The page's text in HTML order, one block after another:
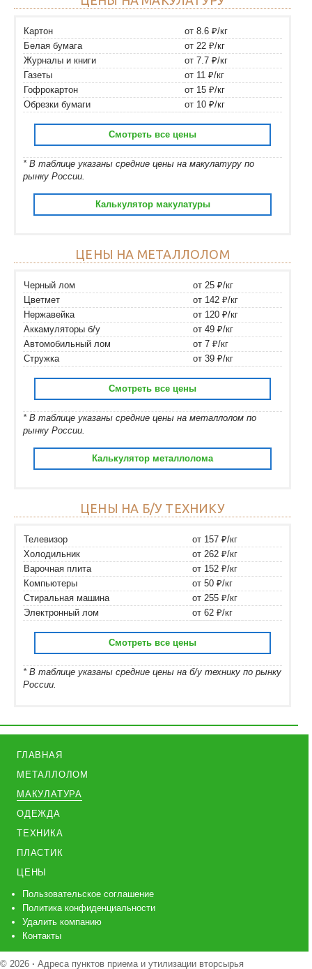
Картон
от 8.6 ₽/кг
Белая бумага
от 22 ₽/кг
Журналы и книги
от 7.7 ₽/кг
Газеты
от 11 ₽/кг
Гофрокартон
от 15 ₽/кг
Обрезки бумаги
от 10 ₽/кг
Смотреть все цены
* В таблице указаны средние цены на макулатуру по
рынку России.
Калькулятор макулатуры
ЦЕНЫ НА МЕТАЛЛОЛОМ
Черный лом
от 25 ₽/кг
Цветмет
от 142 ₽/кг
Нержавейка
от 120 ₽/кг
Аккамуляторы б/у
от 49 ₽/кг
Автомобильный лом
от 7 ₽/кг
Стружка
от 39 ₽/кг
Смотреть все цены
* В таблице указаны средние цены на металлолом по
рынку России.
Калькулятор металлолома
ЦЕНЫ НА Б/У ТЕХНИКУ
Телевизор
от 157 ₽/кг
Холодильник
от 262 ₽/кг
Варочная плита
от 152 ₽/кг
Компьютеры
от 50 ₽/кг
Стиральная машина
от 255 ₽/кг
Электронный лом
от 62 ₽/кг
Смотреть все цены
* В таблице указаны средние цены на б/у технику по рынку
России.
ГЛАВНАЯ
МЕТАЛЛОЛОМ
МАКУЛАТУРА
ОДЕЖДА
ТЕХНИКА
ПЛАСТИК
ЦЕНЫ
Пользовательское соглашение
Политика конфиденциальности
Удалить компанию
Контакты
© 2026 · Адреса пунктов приема и утилизации вторсырья